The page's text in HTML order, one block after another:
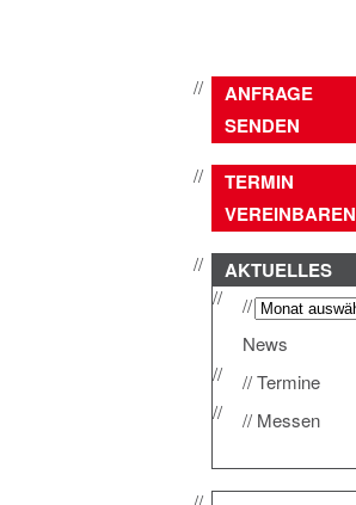
ANFRAGE
SENDEN
TERMIN
VEREINBAREN
AKTUELLES
News
Termine
Messen